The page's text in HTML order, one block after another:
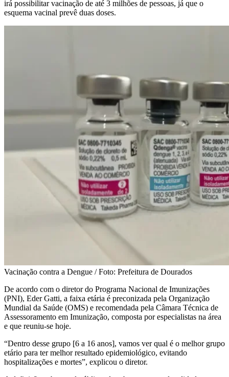
irá possibilitar vacinação de até 3 milhões de pessoas, já que o
esquema vacinal prevê duas doses.
Vacinação contra a Dengue / Foto: Prefeitura de Dourados
De acordo com o diretor do Programa Nacional de Imunizações
(PNI), Eder Gatti, a faixa etária é preconizada pela Organização
Mundial da Saúde (OMS) e recomendada pela Câmara Técnica de
Assessoramento em Imunização, composta por especialistas na área
e que reuniu-se hoje.
“Dentro desse grupo [6 a 16 anos], vamos ver qual é o melhor grupo
etário para ter melhor resultado epidemiológico, evitando
hospitalizações e mortes”, explicou o diretor.